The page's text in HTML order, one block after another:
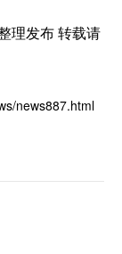
理发布 转载请
news887.html